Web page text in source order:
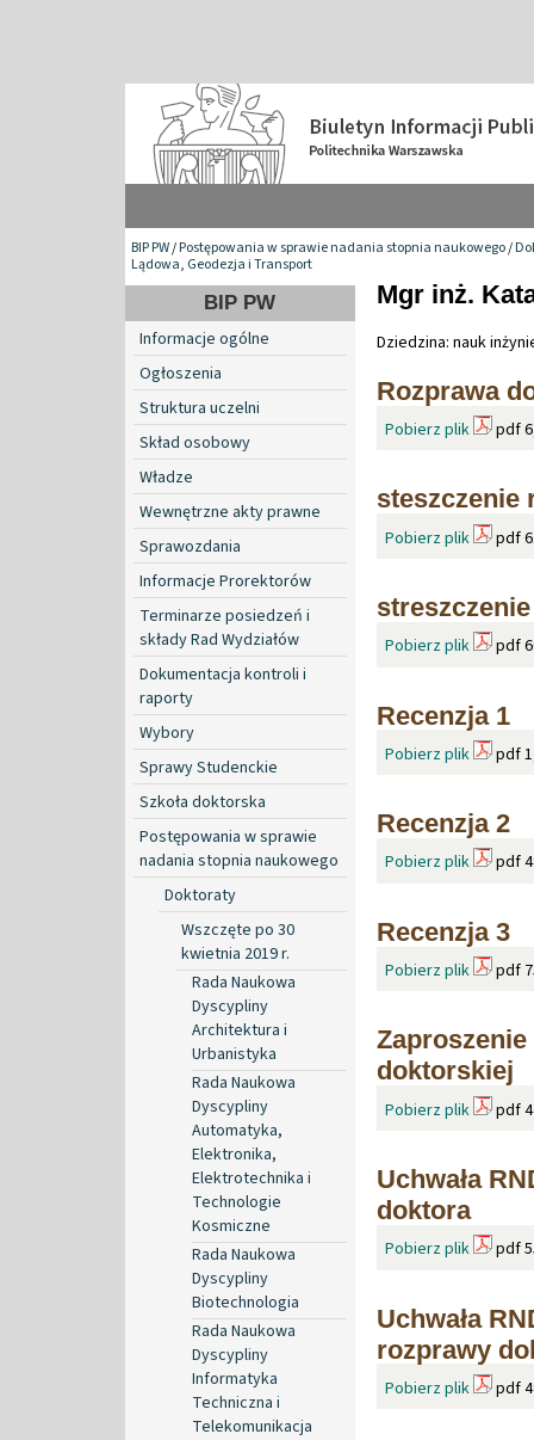
BIP PW/Postępowania w sprawie nadania stopnia naukowego/
Lądowa, Geodezja i Transport
BIP PW
Informacje ogólne
Ogłoszenia
Struktura uczelni
Skład osobowy
Władze
Wewnętrzne akty prawne
Sprawozdania
Informacje Prorektorów
Terminarze posiedzeń i
składy Rad Wydziałów
Dokumentacja kontroli i
raporty
Wybory
Sprawy Studenckie
Szkoła doktorska
Postępowania w sprawie
nadania stopnia naukowego
Doktoraty
Wszczęte po 30
kwietnia 2019 r.
Rada Naukowa
Dyscypliny
Architektura i
Urbanistyka
Rada Naukowa
Dyscypliny
Automatyka,
Elektronika,
Elektrotechnika i
Technologie
Kosmiczne
Rada Naukowa
Dyscypliny
Biotechnologia
Rada Naukowa
Dyscypliny
Informatyka
Techniczna i
Telekomunikacja
Mgr inż.
Dziedzina: nauk
Rozprawa
Pobierz plik pdf
steszczenie
Pobierz plik pdf
Pobierz plik pdf
Recenzja 1
Pobierz plik pdf
Recenzja 2
Pobierz plik pdf
Recenzja 3
Pobierz plik pdf
doktorskiej
Pobierz plik pdf
Uchwała
doktora
Pobierz plik pdf
Uchwała
rozprawy
Pobierz plik pdf